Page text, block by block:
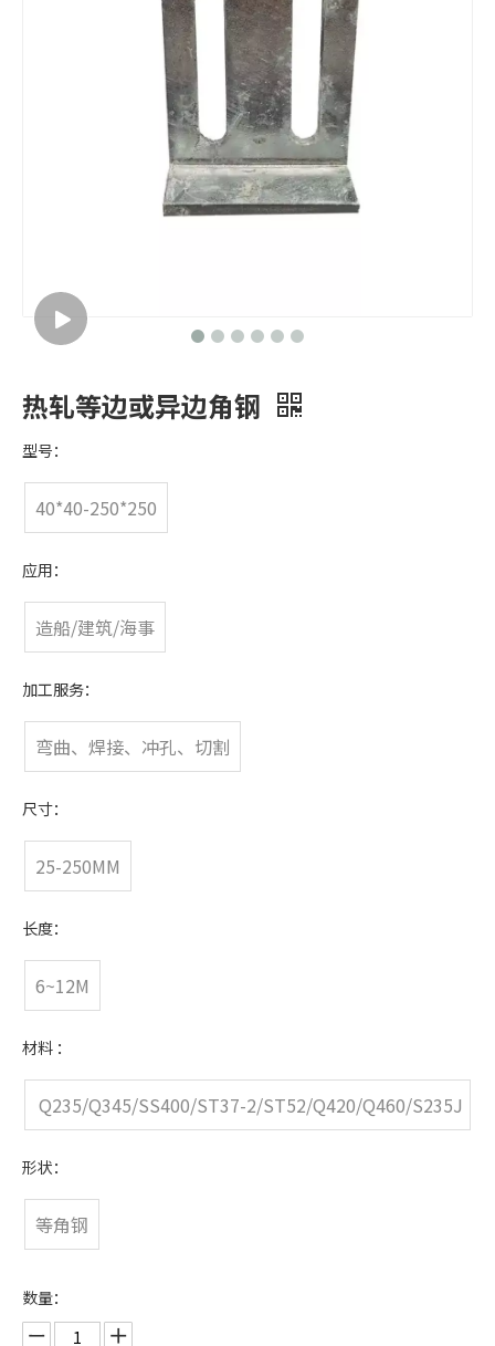
热轧等边或异边角钢
型号：
40*40-250*250
应用：
造船/建筑/海事
加工服务：
弯曲、焊接、冲孔、切割
尺寸：
25-250MM
长度：
6~12M
材料 ：
Q235/Q345/SS400/ST37-2/ST52/Q420/Q460/S235J
形状：
等角钢
数量：